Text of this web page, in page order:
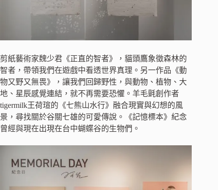
剪紙藝術家魏少君《正直的智者》，貓頭鷹象徵森林的
智者，帶領我們在遊戲中看透世界真理。另一作品《動
物又野又無畏》，讓我們回歸野性，與動物、植物、大
地、星辰感覺連結，就不再需要恐懼。羊毛氈創作者
tigermilk王荷瑄的《七熊山水行》融合現實與幻想的風
景，尋找關於谷關七雄的可愛傳說。《記憶標本》紀念
曾經與現在出現在台中蝴蝶谷的生物們。